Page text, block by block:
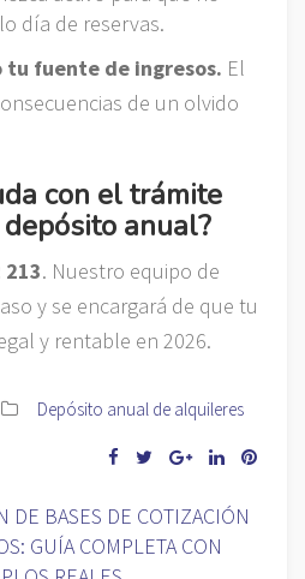
día de reservas.
tu fuente de ingresos. El
de un olvido
con el trámite
anual?
213. Nuestro equipo de
y se encargará de que tu
y rentable en 2026.
Depósito anual de alquileres
DE BASES DE COTIZACIÓN
GUÍA COMPLETA CON